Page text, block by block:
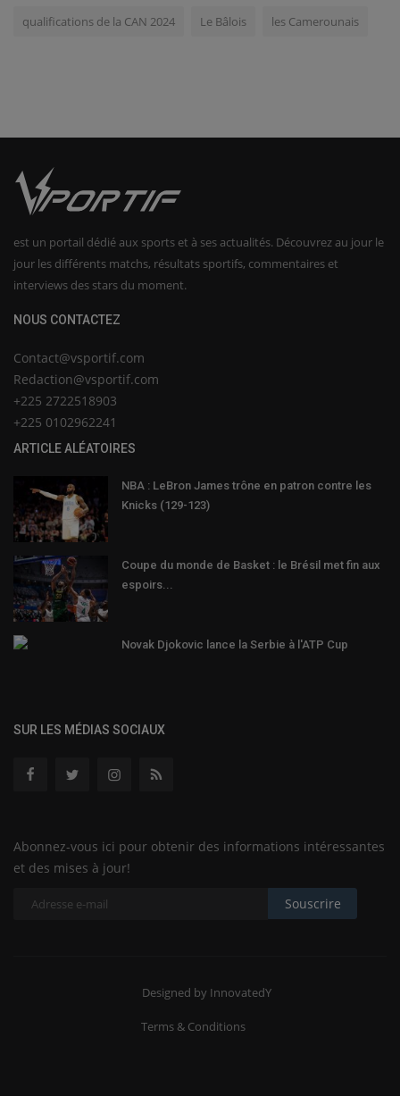
qualifications de la CAN 2024 Le Bâlois les Camerounais
est un portail dédié aux sports et à ses actualités. Découvrez au jour le
jour les différents matchs, résultats sportifs, commentaires et
interviews des stars du moment.
NOUS CONTACTEZ
Contact@vsportif.com
Redaction@vsportif.com
+225 2722518903
+225 0102962241
ARTICLE ALÉATOIRES
NBA : LeBron James trône en patron contre les
Knicks (129-123)
Coupe du monde de Basket : le Brésil met fin aux
espoirs...
Novak Djokovic lance la Serbie à l'ATP Cup
SUR LES MÉDIAS SOCIAUX
Abonnez-vous ici pour obtenir des informations intéressantes
et des mises à jour!
Souscrire
Designed by InnovatedY
Terms & Conditions